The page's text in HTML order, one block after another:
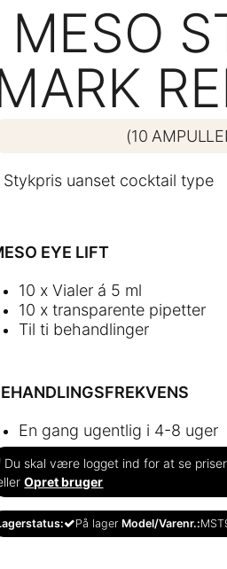
MESO
(10
Stykpris uanset cocktail type
EYE LIFT
10 x Vialer á 5 ml
10 x transparente pipetter
Til ti behandlinger
En gang ugentlig i 4-8 uger
Du skal være logget ind for at se
Opret bruger
På lager Model/Varenr.: